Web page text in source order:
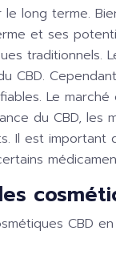
le long terme.
et ses
CBD.
Le
du CBD,
Il est
CBD